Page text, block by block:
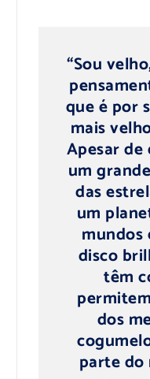
“Sou
que é por
mais
Apesar
um
das
um
mundos
disco
têm
dos
parte do